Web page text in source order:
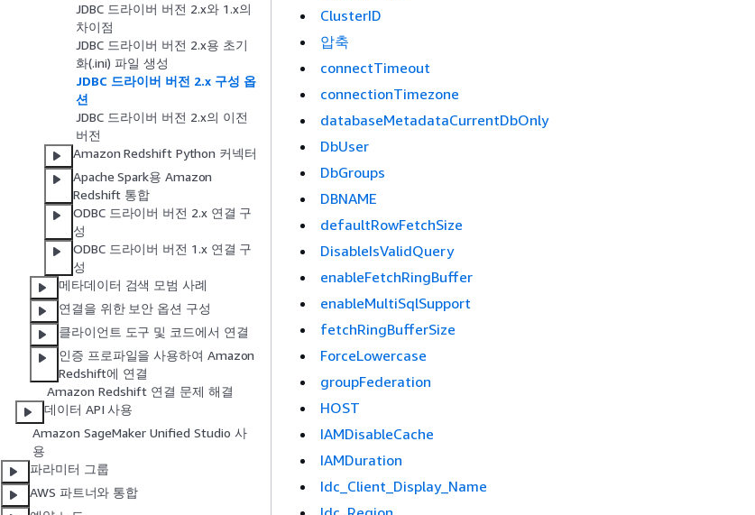
JDBC 드라이버 버전 2.x와 1.x의
차이점
JDBC 드라이버 버전 2.x용 초기
화(.ini) 파일 생성
JDBC 드라이버 버전 2.x 구성 옵
션
JDBC 드라이버 버전 2.x의 이전
버전
Amazon Redshift Python 커넥터
Apache Spark용 Amazon
Redshift 통합
ODBC 드라이버 버전 2.x 연결 구
성
ODBC 드라이버 버전 1.x 연결 구
성
메타데이터 검색 모범 사례
연결을 위한 보안 옵션 구성
클라이언트 도구 및 코드에서 연결
인증 프로파일을 사용하여 Amazon
Redshift에 연결
Amazon Redshift 연결 문제 해결
데이터 API 사용
Amazon SageMaker Unified Studio 사
용
파라미터 그룹
AWS 파트너와 통합
ClusterID
압축
connectTimeout
connectionTimezone
databaseMetadataCurrentDbOnly
DbUser
DbGroups
DBNAME
defaultRowFetchSize
DisableIsValidQuery
enableFetchRingBuffer
enableMultiSqlSupport
fetchRingBufferSize
ForceLowercase
groupFederation
HOST
IAMDisableCache
IAMDuration
Idc_Client_Display_Name